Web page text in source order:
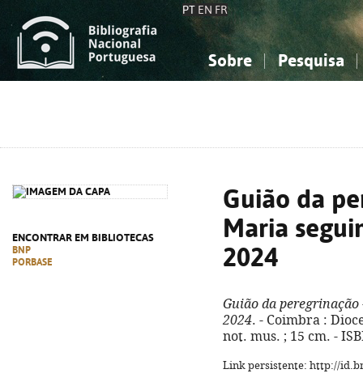
PT EN FR
Sobre Pesquisa
ENCONTRAR EM BIBLIOTECAS
BNP
PORBASE
Guião da
Maria
2024
Guião da
2024. - Coimbra :
not. mus. ; 15 cm. -
Link persistente: http://